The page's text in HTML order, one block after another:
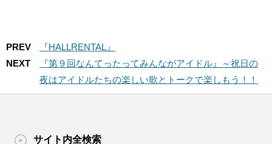
PREV
『HALLRENTAL』
NEXT
『第９回なんてったってみんながアイドル』～祝日の
夜はアイドルたちの楽しい歌とトークで楽しもう！！
サイト内全検索